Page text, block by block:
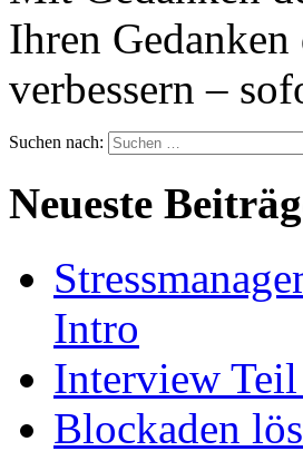
Ihren
verbessern –
Suchen nach:
Neueste
Intro
Interview
Blockaden